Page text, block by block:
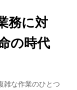
務に対
の時代
雑な作業のひとつ